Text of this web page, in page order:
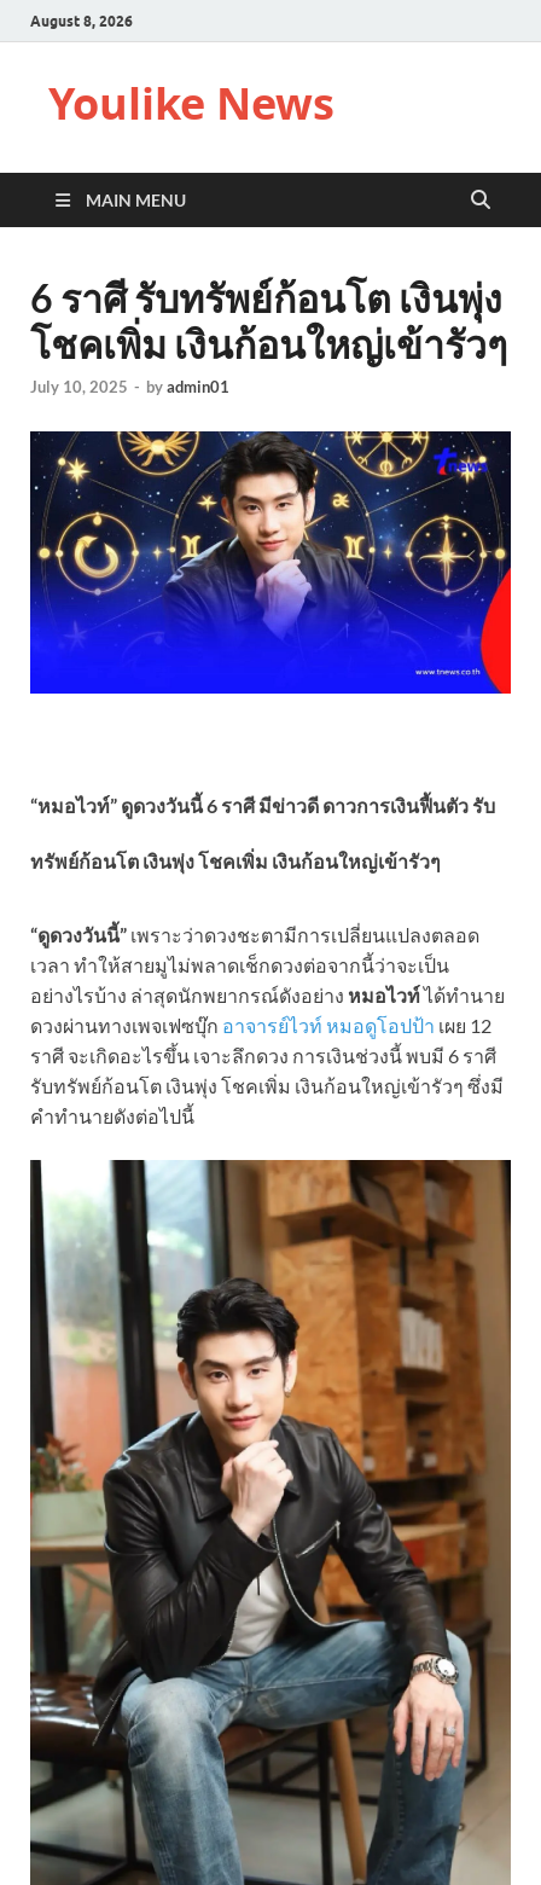
August 8, 2026
Youlike News
MAIN MENU
6 ราศี รับทรัพย์ก้อนโต เงินพุ่ง
โชคเพิ่ม เงินก้อนใหญ่เข้ารัวๆ
July 10, 2025 - byadmin01
“หมอไวท์” ดูดวงวันนี้ 6 ราศี มีข่าวดี ดาวการเงินฟื้นตัว รับ
ทรัพย์ก้อนโต เงินพุ่ง โชคเพิ่ม เงินก้อนใหญ่เข้ารัวๆ
“ดูดวงวันนี้” เพราะว่าดวงชะตามีการเปลี่ยนแปลงตลอด
เวลา ทำให้สายมูไม่พลาดเช็กดวงต่อจากนี้ว่าจะเป็น
อย่างไรบ้าง ล่าสุดนักพยากรณ์ดังอย่าง หมอไวท์ได้ทำนาย
ดวงผ่านทางเพจเฟซบุ๊ก อาจารย์ไวท์ หมอดูโอปป้า เผย 12
ราศี จะเกิดอะไรขึ้น เจาะลึกดวง การเงินช่วงนี้ พบมี 6 ราศี
รับทรัพย์ก้อนโต เงินพุ่ง โชคเพิ่ม เงินก้อนใหญ่เข้ารัวๆ ซึ่งมี
คำทำนายดังต่อไปนี้